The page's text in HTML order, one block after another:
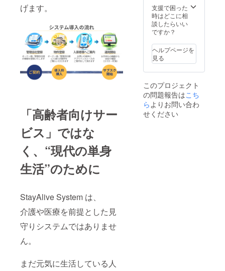
げます。
「高齢者向けサー
ビス」ではな
く、“現代の単身
生活”のために
StayAlive System は、
介護や医療を前提とした見
守りシステムではありませ
ん。
まだ元気に生活している人
9月から
2027年
3月末ま
で＞
支援で困った
時はどこに相
談したらいい
ですか？
ヘルプページを
見る
このプロジェクト
の問題報告はこち
ら よりお問い合わ
せください